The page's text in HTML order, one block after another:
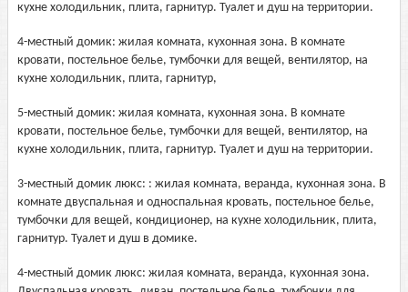
кухне холодильник, плита, гарнитур. Туалет и душ на территории.
4-местный домик: жилая комната, кухонная зона. В комнате
кровати, постельное белье, тумбочки для вещей, вентилятор, на
кухне холодильник, плита, гарнитур,
5-местный домик: жилая комната, кухонная зона. В комнате
кровати, постельное белье, тумбочки для вещей, вентилятор, на
кухне холодильник, плита, гарнитур. Туалет и душ на территории.
3-местный домик люкс: : жилая комната, веранда, кухонная зона. В
комнате двуспальная и односпальная кровать, постельное белье,
тумбочки для вещей, кондиционер, на кухне холодильник, плита,
гарнитур. Туалет и душ в домике.
4-местный домик люкс: жилая комната, веранда, кухонная зона.